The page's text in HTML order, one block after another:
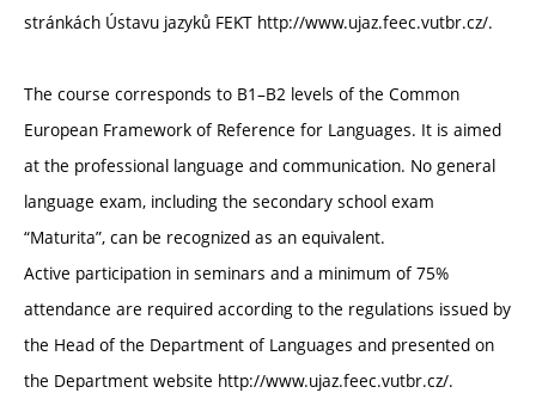
stránkách Ústavu jazyků FEKT http://www.ujaz.feec.vutbr.cz/.
The course corresponds to B1–B2 levels of the Common
European Framework of Reference for Languages. It is aimed
at the professional language and communication. No general
language exam, including the secondary school exam
“Maturita”, can be recognized as an equivalent.
Active participation in seminars and a minimum of 75%
attendance are required according to the regulations issued by
the Head of the Department of Languages and presented on
the Department website http://www.ujaz.feec.vutbr.cz/.